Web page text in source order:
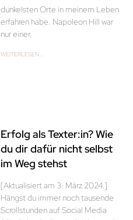
dunkelsten Orte in meinem Leben
erfahren habe. Napoleon Hill war
nur einer,
WEITERLESEN …
Erfolg als Texter:in? Wie
du dir dafür nicht selbst
im Weg stehst
[Aktualisiert am 3. März 2024.]
Hängst du immer noch tausende
Scrollstunden auf Social Media